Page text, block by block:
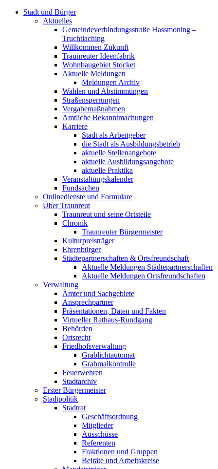
Stadt und Bürger
Aktuelles
Gemeindeverbindungsstraße Hassmoning –
Truchtlaching
Willkommen Zukunft
Traunreuter Ideenfabrik
Wohnbaugebiet Stocket
Aktuelle Meldungen
Meldungen Archiv
Wahlen und Abstimmungen
Straßensperrungen
Vergabemaßnahmen
Amtliche Bekanntmachungen
Karriere
Stadt als Arbeitgeber
die Stadt als Ausbildungsbetrieb
aktuelle Stellenangebote
aktuelle Ausbildungsangebote
aktuelle Praktika
Veranstaltungskalender
Fundsachen
Onlinedienste und Formulare
Über Traunreut
Traunreut und seine Ortsteile
Chronik
Traunreuter Bürgermeister
Kulturpreisträger
Ehrenbürger
Städtepartnerschaften & Ortsfreundschaft
Aktuelle Meldungen Städtepartnerschaften
Aktuelle Meldungen Ortsfreundschaften
Verwaltung
Ämter und Sachgebiete
Ansprechpartner
Präsentationen, Daten und Fakten
Virtueller Rathaus-Rundgang
Behörden
Ortsrecht
Friedhofsverwaltung
Grablichtautomat
Grabmalkontrolle
Feuerwehren
Stadtarchiv
Erster Bürgermeister
Stadtpolitik
Stadtrat
Geschäftsordnung
Mitglieder
Ausschüsse
Referenten
Fraktionen und Gruppen
Beiräte und Arbeitskreise